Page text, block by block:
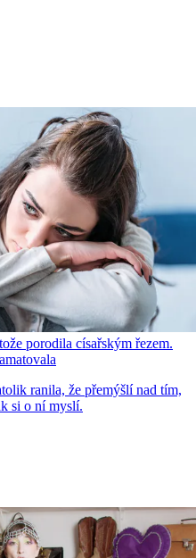
porodila císařským řezem.
ranila, že přemýšlí nad tím,
si o ní myslí.